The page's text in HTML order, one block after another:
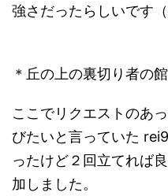
強さだったらしいです（
＊丘の上の裏切り者の
ここでリクエストのあ
びたいと言っていた
ったけど２回立てれば
加しました。